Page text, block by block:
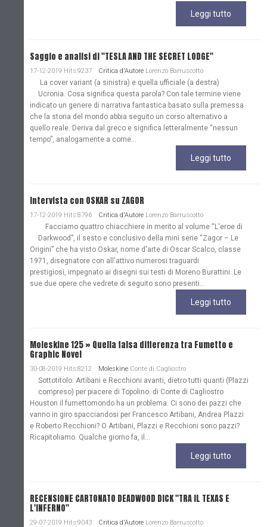
Leggi tutto
Saggio e analisi di "TESLA AND THE SECRET LODGE"
17-12-2019 Hits:9237 Critica d'Autore Lorenzo Barruscotto
La cover variant (a sinistra) e quella ufficiale (a destra)
Ucronia. Cosa significa questa parola? Con tale termine viene
indicato un genere di narrativa fantastica basato sulla premessa
che la storia del mondo abbia seguito un corso alternativo a
quello reale. Deriva dal greco e significa letteralmente “nessun
tempo”, analogamente a come...
Leggi tutto
Intervista con OSKAR su ZAGOR
17-12-2019 Hits:8796 Critica d'Autore Lorenzo Barruscotto
Facciamo quattro chiacchiere in merito al volume “L'eroe di
Darkwood”, il sesto e conclusivo della mini serie “Zagor – Le
Origini” che ha visto Oskar, nome d'arte di Oscar Scalco, classe
1971, disegnatore con all'attivo numerosi traguardi
prestigiosi, impegnato ai disegni sui testi di Moreno Burattini. Le
sue due opere che vedrete di seguito sono presenti...
Leggi tutto
Moleskine 125 » Quella falsa differenza tra Fumetto e
Graphic Novel
30-08-2019 Hits:8212 Moleskine Conte di Cagliostro
Sottotitolo: Artibani e Recchioni avanti, dietro tutti quanti (Plazzi
compreso) per piacere di Topolino. di Conte di Cagliostro
Houston il fumettomondo ha un problema. Ci sono dei pazzi che
vanno in giro spacciandosi per Francesco Artibani, Andrea Plazzi
e Roberto Recchioni? O Artibani, Plazzi e Recchioni sono pazzi?
Ricapitoliamo. Qualche giorno fa, il...
Leggi tutto
RECENSIONE CARTONATO DEADWOOD DICK "TRA IL TEXAS E
L'INFERNO"
29-07-2019 Hits:9043 Critica d'Autore Lorenzo Barruscotto